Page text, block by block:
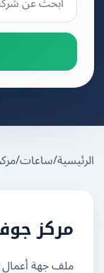
/ساعات/مركز
مركز
ملف جهة أعمال